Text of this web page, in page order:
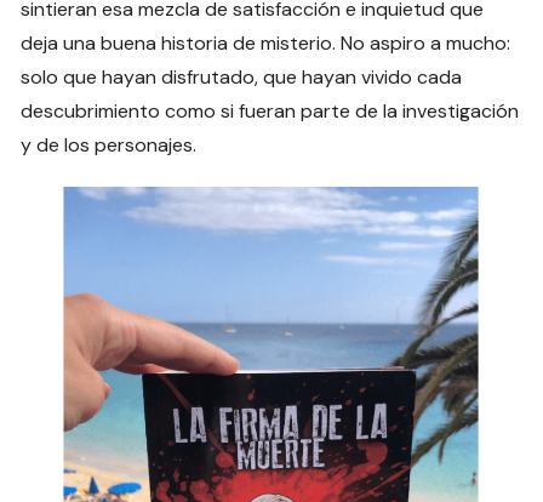
sintieran esa mezcla de satisfacción e inquietud que
deja una buena historia de misterio. No aspiro a mucho:
solo que hayan disfrutado, que hayan vivido cada
descubrimiento como si fueran parte de la investigación
y de los personajes.